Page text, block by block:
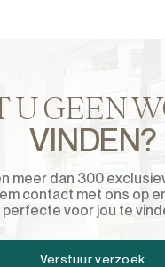
de la Frontera
la Frontera
U GEEN
VINDEN?
meer dan 300
contact met ons op
perfecte voor jou te
Verstuur verzoek